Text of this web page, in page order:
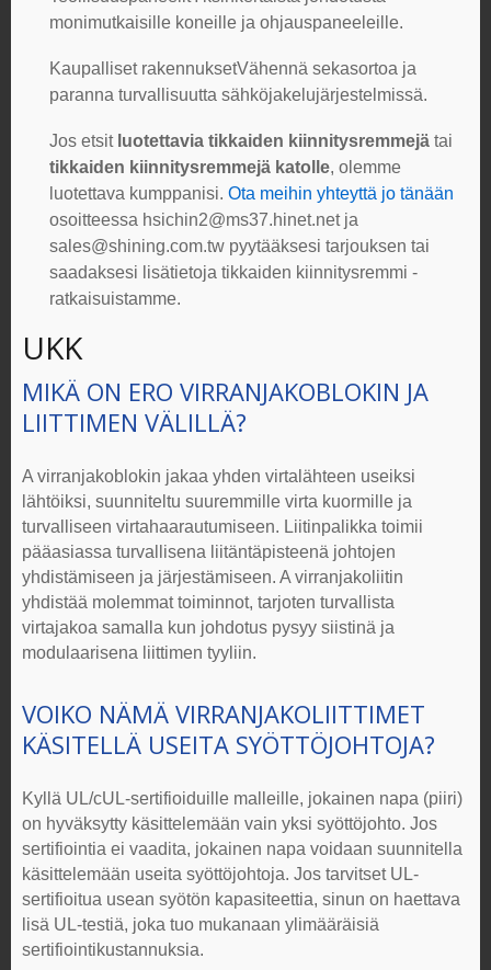
monimutkaisille koneille ja ohjauspaneeleille.
Kaupalliset rakennuksetVähennä sekasortoa ja
paranna turvallisuutta sähköjakelujärjestelmissä.
Jos etsit luotettavia tikkaiden kiinnitysremmejä tai
tikkaiden kiinnitysremmejä katolle, olemme
luotettava kumppanisi. Ota meihin yhteyttä jo tänään
osoitteessa hsichin2@ms37.hinet.net ja
sales@shining.com.tw pyytääksesi tarjouksen tai
saadaksesi lisätietoja tikkaiden kiinnitysremmi -
ratkaisuistamme.
UKK
MIKÄ ON ERO VIRRANJAKOBLOKIN JA
LIITTIMEN VÄLILLÄ?
A virranjakoblokin jakaa yhden virtalähteen useiksi
lähtöiksi, suunniteltu suuremmille virta kuormille ja
turvalliseen virtahaarautumiseen. Liitinpalikka toimii
pääasiassa turvallisena liitäntäpisteenä johtojen
yhdistämiseen ja järjestämiseen. A virranjakoliitin
yhdistää molemmat toiminnot, tarjoten turvallista
virtajakoa samalla kun johdotus pysyy siistinä ja
modulaarisena liittimen tyyliin.
VOIKO NÄMÄ VIRRANJAKOLIITTIMET
KÄSITELLÄ USEITA SYÖTTÖJOHTOJA?
Kyllä UL/cUL-sertifioiduille malleille, jokainen napa (piiri)
on hyväksytty käsittelemään vain yksi syöttöjohto. Jos
sertifiointia ei vaadita, jokainen napa voidaan suunnitella
käsittelemään useita syöttöjohtoja. Jos tarvitset UL-
sertifioitua usean syötön kapasiteettia, sinun on haettava
lisä UL-testiä, joka tuo mukanaan ylimääräisiä
sertifiointikustannuksia.